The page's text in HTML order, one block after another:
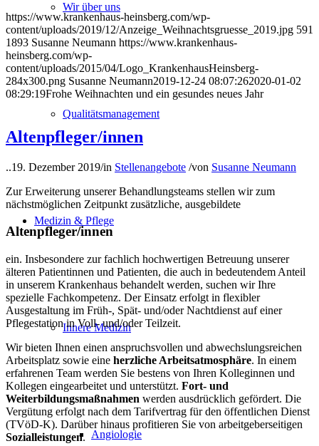
Wir über uns
Qualitätsmanagement
Medizin & Pflege
Innere Medizin
Angiologie
https://www.krankenhaus-heinsberg.com/wp-
content/uploads/2019/12/Anzeige_Weihnachtsgruesse_2019.jpg 591
1893 Susanne Neumann https://www.krankenhaus-
heinsberg.com/wp-
content/uploads/2015/04/Logo_KrankenhausHeinsberg-
284x300.png Susanne Neumann2019-12-24 08:07:262020-01-02
08:29:19Frohe Weihnachten und ein gesundes neues Jahr
Altenpfleger/innen
..19. Dezember 2019/in Stellenangebote /von Susanne Neumann
Zur Erweiterung unserer Behandlungsteams stellen wir zum
nächstmöglichen Zeitpunkt zusätzliche, ausgebildete
Altenpfleger/innen
ein. Insbesondere zur fachlich hochwertigen Betreuung unserer
älteren Patientinnen und Patienten, die auch in bedeutendem Anteil
in unserem Krankenhaus behandelt werden, suchen wir Ihre
spezielle Fachkompetenz. Der Einsatz erfolgt in flexibler
Ausgestaltung im Früh-, Spät- und/oder Nachtdienst auf einer
Pflegestation in Voll- und/oder Teilzeit.
Wir bieten Ihnen einen anspruchsvollen und abwechslungsreichen
Arbeitsplatz sowie eine herzliche Arbeitsatmosphäre. In einem
erfahrenen Team werden Sie bestens von Ihren Kolleginnen und
Kollegen eingearbeitet und un­terstützt. Fort- und
Weiterbildungsmaßnahmen werden aus­drücklich gefördert. Die
Vergütung erfolgt nach dem Tarifvertrag für den öffentlichen Dienst
(TVöD-K). Darüber hinaus profitieren Sie von arbeitgeberseitigen
Sozialleistungen.